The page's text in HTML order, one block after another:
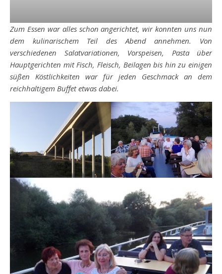
Zum Essen war alles schon angerichtet, wir konnten uns nun
dem kulinarischem Teil des Abend annehmen. Von
verschiedenen Salatvariationen, Vorspeisen, Pasta über
Hauptgerichten mit Fisch, Fleisch, Beilagen bis hin zu einigen
süßen Köstlichkeiten war für jeden Geschmack an dem
reichhaltigem Buffet etwas dabei.